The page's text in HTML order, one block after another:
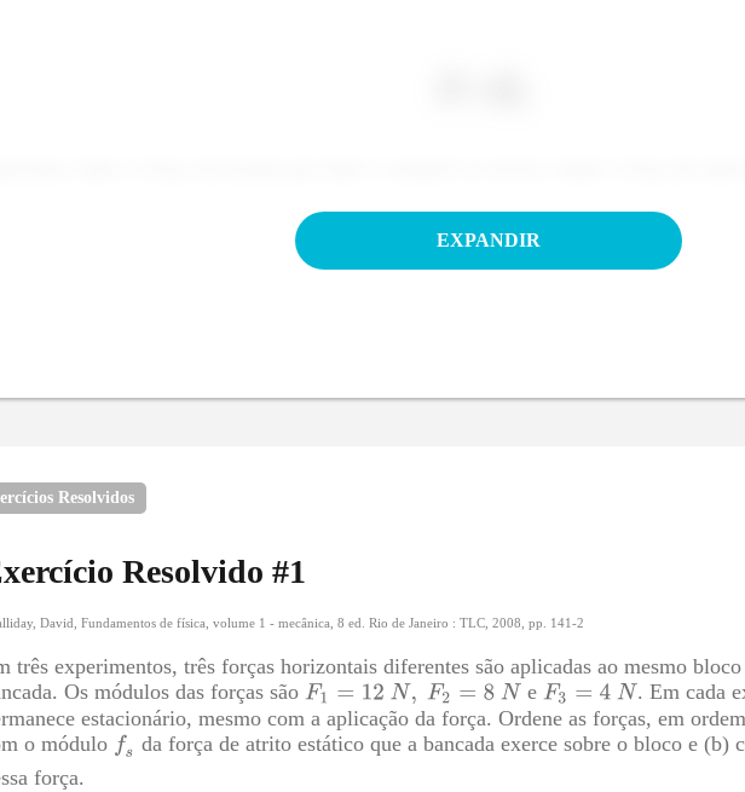
é só calcular a força de atrito máxima e saberemos a força necessária pra fazer
EXPANDIR
Resolvidos
Resolvido #1
David, Fundamentos de física, volume 1 - mecânica, 8 ed. Rio de Janeiro : TLC, 2008, pp. 141-2
três experimentos, três forças horizontais diferentes são aplicadas ao mesmo bloco
Os módulos das forças são
e
. Em cada
estacionário, mesmo com a aplicação da força. Ordene as forças, em
o módulo
da força de atrito estático que a bancada exerce sobre o bloco e (b)
força.